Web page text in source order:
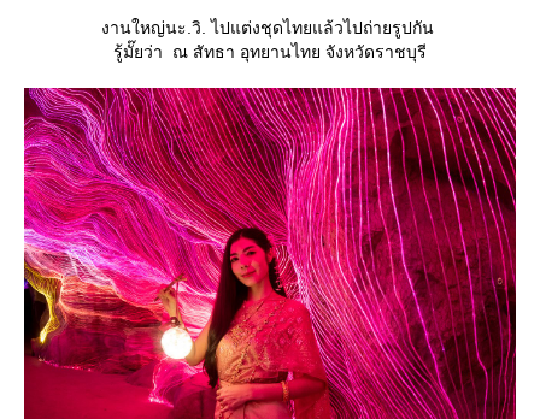
งานใหญ่นะ.วิ. ไปแต่งชุดไทยแล้วไปถ่ายรูปกัน
รู้มั๊ยว่า ณ สัทธา อุทยานไทย จังหวัดราชบุรี